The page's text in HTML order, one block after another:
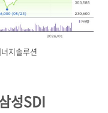
지솔루션
성SDI